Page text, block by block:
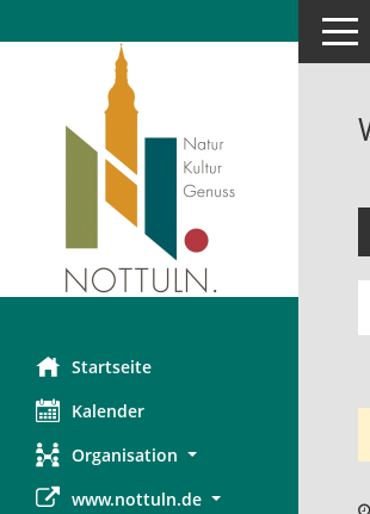
Startseite
Kalender
Organisation
www.nottuln.de